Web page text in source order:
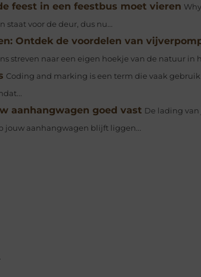
feest in een feestbus moet vieren
staat voor de deur, dus nu...
Ontdek de voordelen van
streven naar een eigen hoekje van de natuur in
Coding and marking is een term die vaak
aanhangwagen goed vast De lading
jouw aanhangwagen blijft liggen...